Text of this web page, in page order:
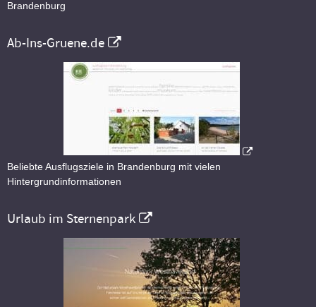
Brandenburg
Ab-Ins-Gruene.de
Beliebte Ausflugsziele in Brandenburg mit vielen
Hintergrundinformationen
Urlaub im Sternenpark